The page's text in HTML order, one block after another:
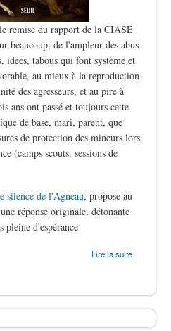
remise du rapport de la CIASE
beaucoup, de l'ampleur des abus
idées, tabous qui font système et
au mieux à la reproduction
des agresseurs, et au pire à
ans ont passé et toujours cette
de base, mari, parent, que
de protection des mineurs lors
(camps scouts, sessions de
silence de l'Agneau, propose au
réponse originale, détonante
pleine d'espérance
Lire la suite